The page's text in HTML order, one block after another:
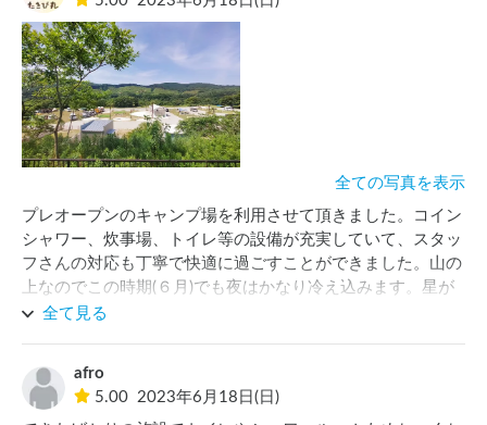
全ての写真を表示
プレオープンのキャンプ場を利用させて頂きました。コイン
シャワー、炊事場、トイレ等の設備が充実していて、スタッ
フさんの対応も丁寧で快適に過ごすことができました。山の
上なのでこの時期(６月)でも夜はかなり冷え込みます。星が
とても綺麗です。山に入る際、Googleマップの道で案内さ
全て見る
afro
5.00 2023年6月18日(日)